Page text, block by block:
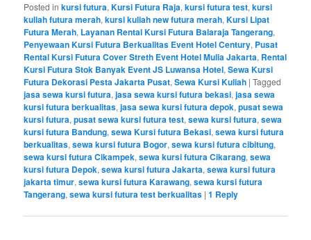
Posted in kursi futura,Kursi Futura Raja,kursi futura test,kursi
kuliah futura merah,kursi kuliah new futura merah,Kursi Lipat
Futura Merah, Layanan Rental Kursi Futura Balaraja Tangerang,
Penyewaan Kursi Futura Berkualitas Event Hotel Century, Pusat
Rental Kursi Futura Cover Streth Event Hotel Mulia Jakarta, Rental
Kursi Futura Stok Banyak Event JS Luwansa Hotel,Sewa Kursi
Futura Dekorasi Pesta Jakarta Pusat,Sewa Kursi Kuliah |Tagged
jasa sewa kursi futura,jasa sewa kursi futura bekasi,jasa sewa
kursi futura berkualitas,jasa sewa kursi futura depok,pusat sewa
kursi futura,pusat sewa kursi futura test,sewa kursi futura,sewa
kursi futura Bandung,sewa Kursi futura Bekasi,sewa kursi futura
berkualitas,sewa kursi futura Bogor,sewa kursi futura cibitung,
sewa kursi futura Cikampek,sewa kursi futura Cikarang,sewa
kursi futura Depok,sewa kursi futura Jakarta,sewa kursi futura
jakarta timur,sewa kursi futura Karawang,sewa kursi futura
Tangerang,sewa kursi futura test berkualitas |1 Reply